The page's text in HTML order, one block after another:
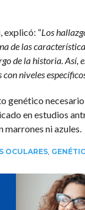
explicó: “Los
de las
de la historia.
niveles
genético
en estudios
marrones ni azules.
OCULARES,